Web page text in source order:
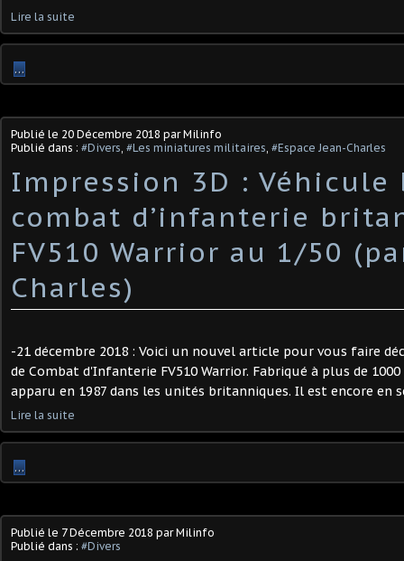
Lire la suite
…
Publié le 20 Décembre 2018 par Milinfo
Publié dans : #Divers, #Les miniatures militaires, #Espace Jean-Charles
Impression 3D :
combat d’infanterie
FV510 Warrior au 1/50
Charles)
-21 décembre 2018 : Voici un nouvel article pour vous faire
de Combat d'Infanterie FV510 Warrior. Fabriqué à plus de
apparu en 1987 dans les unités britanniques. Il est encore en
Lire la suite
…
Publié le 7 Décembre 2018 par Milinfo
Publié dans : #Divers